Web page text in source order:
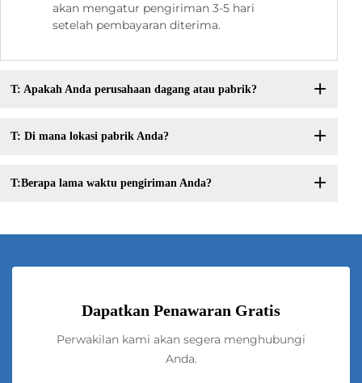
akan mengatur pengiriman 3-5 hari
setelah pembayaran diterima.
T: Apakah Anda perusahaan dagang atau pabrik?
T: Di mana lokasi pabrik Anda?
T:Berapa lama waktu pengiriman Anda?
Dapatkan Penawaran Gratis
Perwakilan kami akan segera menghubungi
Anda.